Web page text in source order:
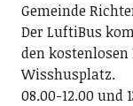
Gemeinde
Der LuftiBus
den
Wisshusplatz.
08.00-12.00 und